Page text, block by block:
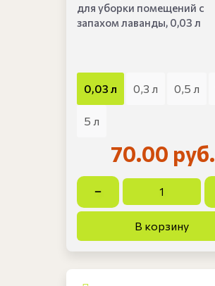
для уборки помещений с
запахом лаванды, 0,03 л
0,03 л 0,3 л 0,5 л
5 л
70.00 руб.